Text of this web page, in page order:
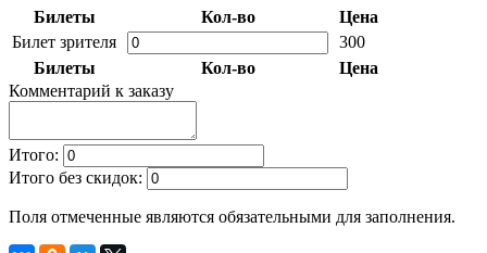
Билеты Кол-во
Цена
Билет зрителя
300
Билеты
Кол-во
Цена
Комментарий к заказу
Итого:
Итого без скидок:
Поля отмеченные являются обязательными для заполнения.